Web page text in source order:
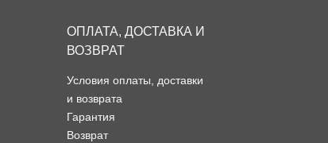
Условия оплаты, доставки
и возврата
Гарантия
Возврат
ОПЛАТА, ДОСТАВКА И
ВОЗВРАТ